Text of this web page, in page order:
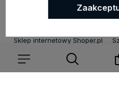
Sklep internetowy Shoper.pl